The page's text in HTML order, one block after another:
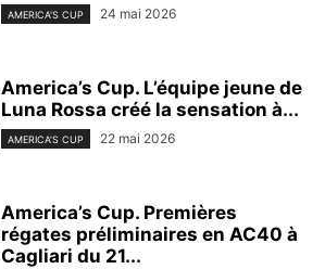
AMERICA'S CUP 24 mai 2026
America’s Cup. L’équipe jeune de
Luna Rossa créé la sensation à...
AMERICA'S CUP 22 mai 2026
America’s Cup. Premières
régates préliminaires en AC40 à
Cagliari du 21...